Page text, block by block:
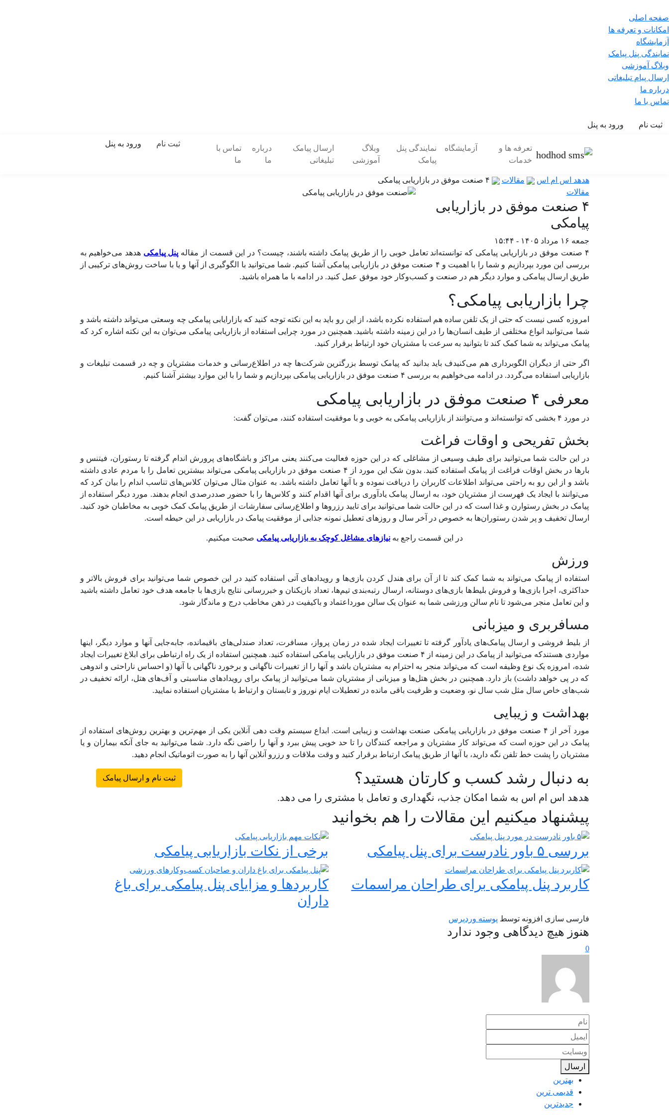
صفحه اصلی
امکانات و تعرفه ها
آزمایشگاه
نمایندگی پنل پیامک
وبلاگ آموزشی
ارسال پیام تبلیغاتی
درباره ما
تماس با ما
ثبت نام ورود به پنل
تعرفه ها و
خدمات
آزمایشگاه
نمایندگی پنل
پیامک
وبلاگ
آموزشی
ارسال پیامک
تبلیغاتی
درباره
ما
تماس با
ما
ثبت نام ورود به پنل
هدهد اس ام اس مقالات
مقالات
۴ صنعت موفق در بازاریابی
پیامکی
جمعه ۱۶ مرداد ۱۴۰۵ - ۱۵:۴۴
۴ صنعت موفق در بازاریابی پیامکی که توانسته‌اند تعامل خوبی را از طریق پیامک داشته باشند، چیست؟ در این قسمت از مقاله
پنل پیامکی هدهد می‌خواهیم به
بررسی این مورد بپردازیم و شما را با اهمیت و ۴ صنعت موفق در بازاریابی پیامکی آشنا کنیم. شما می‌توانید با الگوگیری از آنها و یا با ساخت روش‌های ترکیبی از
طریق ارسال پیامکی و موارد دیگر هم در صنعت و کسب‌و‌کار خود موفق عمل کنید. در ادامه با ما همراه باشید.
چرا بازاریابی پیامکی؟
امروزه کسی نیست که حتی از یک تلفن ساده هم استفاده نکرده باشد، از این رو باید به این نکته توجه کنید که بازارایابی پیامکی چه وسعتی می‌تواند داشته باشد و
شما می‌توانید انواع مختلفی از طیف انسان‌ها را در این زمینه داشته باشید. همچنین در مورد چرایی استفاده از بازاریابی پیامکی می‌توان به این نکته اشاره کرد که
پیامک می‌تواند به شما کمک کند تا بتوانید به سرعت با مشتریان خود ارتباط برقرار کنید.
اگر حتی از دیگران الگوبرداری هم می‌کنیدف باید بدانید که پیامک توسط بزرگترین شرکت‌ها چه در اطلاع‌رسانی و خدمات مشتریان و چه در قسمت تبلیغات و
بازاریابی استفاده می‌گردد. در ادامه می‌خواهیم به بررسی ۴ صنعت موفق در بازاریابی پیامکی بپردازیم و شما را با این موارد بیشتر آشنا کنیم.
معرفی ۴ صنعت موفق در بازاریابی پیامکی
در مورد ۴ بخشی که توانسته‌اند و می‌توانند از بازاریابی پیامکی به خوبی و با موفقیت استفاده کنند، می‌توان گفت:
بخش تفریحی و اوقات فراغت
در این حالت شما می‌توانید برای طیف وسیعی از مشاغلی که در این حوزه فعالیت می‌کنند یعنی مراکز و باشگاه‌های پرورش اندام گرفته تا رستوران، فیتنس و
بارها در بخش اوقات فراغت از پیامک استفاده کنید. بدون شک این مورد از ۴ صنعت موفق در بازاریابی پیامکی می‌تواند بیشترین تعامل را با مردم عادی داشته
باشد و از این رو به راحتی می‌تواند اطلاعات کاربران را دریافت نموده و با آنها تعامل داشته باشد. به عنوان مثال می‌توان کلاس‌های تناسب اندام را بیان کرد که
می‌توانند با ایجاد یک فهرست از مشتریان خود، به ارسال پیامک یادآوری برای آنها اقدام کنند و کلاس‌ها را با حضور صددرصدی انجام بدهند. مورد دیگر استفاده از
پیامک در بخش رستوارن و غذا است که در این حالت شما می‌توانید برای تایید رزروها و اطلاع‌رسانی سفارشات از طریق پیامک کمک خوبی به مخاطبان خود کنید.
ارسال تخفیف و پر شدن رستوران‌ها به خصوص در آخر سال و روزهای تعطیل نمونه جذابی از موفقیت پیامک در بازاریابی در این حیطه است.
در این قسمت راجع به نیازهای مشاغل کوچک به بازاریابی پیامکی صحبت میکنیم.
ورزش
استفاده از پیامک می‌تواند به شما کمک کند تا از آن برای هندل کردن بازی‌ها و رویدادهای آتی استفاده کنید در این خصوص شما می‌توانید برای فروش بالاتر و
حداکثری، اجرا بازی‌ها و فروش بلیط‌ها بازی‌های دوستانه، ارسال رتبه‌بندی تیم‌ها، تعداد بازیکنان و خبررسانی نتایج بازی‌ها با جامعه هدف خود تعامل داشته باشید
و این تعامل منجر می‌شود تا نام سالن ورزشی شما به عنوان یک سالن مورداعتماد و باکیفیت در ذهن مخاطب درج و ماندگار شود.
مسافربری و میزبانی
از بلیط فروشی و ارسال پیامک‌های یادآور گرفته تا تغییرات ایجاد شده در زمان پرواز، مسافرت، تعداد صندلی‌های باقیمانده، جابه‌جایی آنها و موارد دیگر، اینها
مواردی هستندکه می‌توانید از پیامک در این زمینه از ۴ صنعت موفق در بازاریابی پیامکی استفاده کنید. همچنین استفاده از یک راه ارتباطی برای ابلاغ تغییرات ایجاد
شده، امروزه یک نوع وظیفه است که می‌تواند منجر به احترام به مشتریان باشد و آنها را از تغییرات ناگهانی و برخورد ناگهانی با آنها (و احساس ناراحتی و اندوهی
که در پی خواهد داشت) باز دارد. همچنین در بخش هتل‌ها و میزبانی از مشتریان شما می‌توانید از پیامک برای رویدادهای مناسبتی و آف‌های هتل، ارائه تخفیف در
شب‌های خاص سال مثل شب سال نو، وضعیت و ظرفیت باقی مانده در تعطیلات ایام نوروز و تابستان و ارتباط با مشتریان استفاده نمایید.
بهداشت و زیبایی
مورد آخر از ۴ صنعت موفق در بازاریابی پیامکی صنعت بهداشت و زیبایی است. ابداع سیستم وقت دهی آنلاین یکی از مهم‌ترین و بهترین روش‌های استفاده از
پیامک در این حوزه است که می‌تواند کار مشتریان و مراجعه کنندگان را تا حد خوبی پیش ببرد و آنها را راضی نگه دارد. شما می‌توانید به جای آنکه بیماران و یا
مشتریان را پشت خط تلفن نگه دارید، با آنها از طریق پیامک ارتباط برقرار کنید و وقت ملاقات و رزرو آنلاین آنها را به صورت اتوماتیک انجام دهید.
به دنبال رشد کسب و کارتان هستید؟
هدهد اس ام اس به شما امکان جذب، نگهداری و تعامل با مشتری را می دهد.
ثبت نام و ارسال پیامک
پیشنهاد میکنیم این مقالات را هم بخوانید
بررسی ۵ باور نادرست برای پنل پیامکی برخی از نکات بازاریابی پیامکی
کاربرد پنل پیامکی برای طراحان مراسمات
کاربردها و مزایای پنل پیامکی برای باغ‌
داران
فارسی سازی افزونه توسط پوسته وردپرس
هنوز هیچ دیدگاهی وجود ندارد
0
ارسال
بهترین
قدیمی ترین
جدیدترین